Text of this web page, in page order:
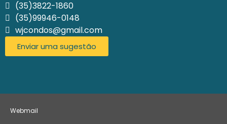
(35)3822-1860
(35)99946-0148
wjcondos@gmail.com
Enviar uma sugestão
Webmail